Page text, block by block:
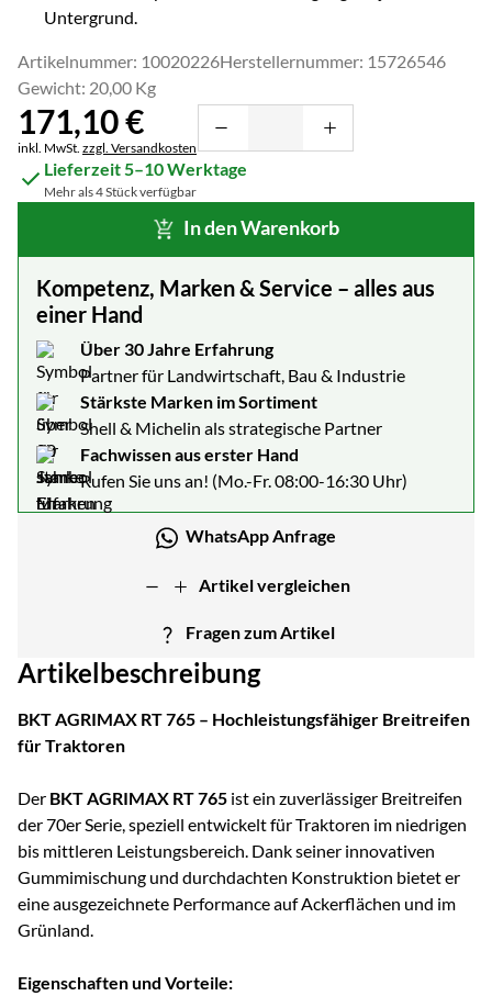
Untergrund.
Artikelnummer: 10020226Herstellernummer: 15726546
Gewicht: 20,00 Kg
171,10€
Steuerhinweis:
inkl. MwSt. zzgl. Versandkosten
Lieferzeit 5–10 Werktage
Mehr als 4 Stück verfügbar
In den Warenkorb
Kompetenz, Marken & Service – alles aus
einer Hand
Über 30 Jahre Erfahrung
Partner für Landwirtschaft, Bau & Industrie
Stärkste Marken im Sortiment
Shell & Michelin als strategische Partner
Fachwissen aus erster Hand
Rufen Sie uns an! (Mo.-Fr. 08:00-16:30 Uhr)
WhatsApp Anfrage
Artikel vergleichen
Fragen zum Artikel
Artikelbeschreibung
BKT AGRIMAX RT 765 – Hochleistungsfähiger Breitreifen
für Traktoren
Der BKT AGRIMAX RT 765 ist ein zuverlässiger Breitreifen
der 70er Serie, speziell entwickelt für Traktoren im niedrigen
bis mittleren Leistungsbereich. Dank seiner innovativen
Gummimischung und durchdachten Konstruktion bietet er
eine ausgezeichnete Performance auf Ackerflächen und im
Grünland.
Eigenschaften und Vorteile: